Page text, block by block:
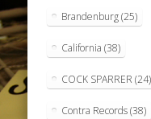
Brandenburg(25)
California (38)
COCK SPARRER (24)
Contra Records(38)